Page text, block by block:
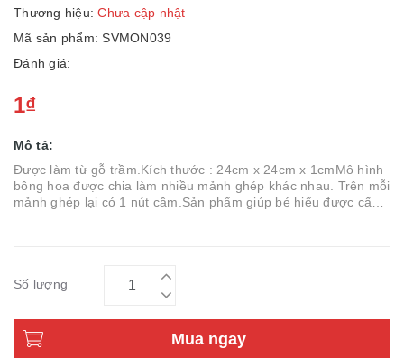
Thương hiệu: Chưa cập nhật
Mã sản phẩm: SVMON039
Đánh giá:
1₫
Mô tả:
Được làm từ gỗ trầm.Kích thước : 24cm x 24cm x 1cmMô hình
bông hoa được chia làm nhiều mảnh ghép khác nhau. Trên mỗi
mảnh ghép lại có 1 nút cầm.Sản phẩm giúp bé hiểu được cấu
Số lượng
Mua ngay